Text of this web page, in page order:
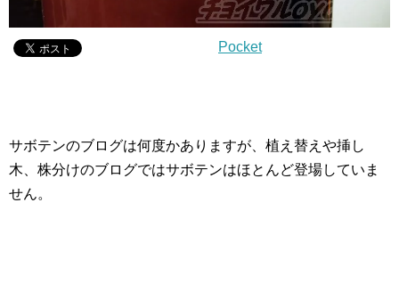
Pocket
サボテンのブログは何度かありますが、植え替えや挿し
木、株分けのブログではサボテンはほとんど登場していま
せん。